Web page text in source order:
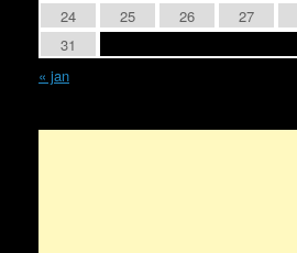
24
25 26 27
31
« jan